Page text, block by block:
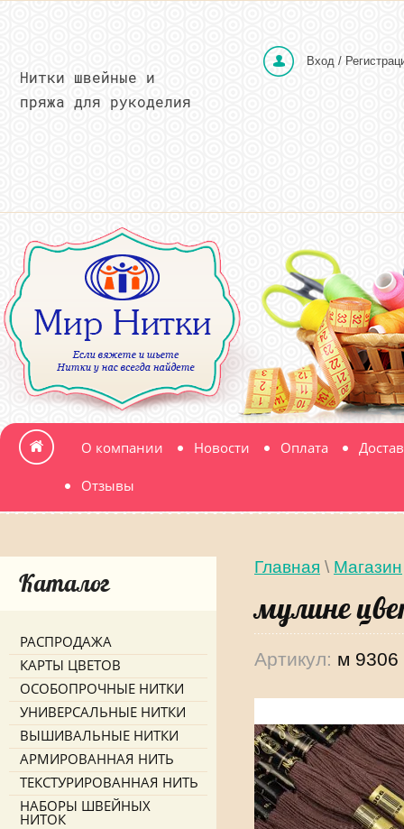
Вход /
Нитки швейные и
пряжа для рукоделия
О компании Новости Оплата
Отзывы
Главная \ Магазин
мулине
Артикул: м 9306
Каталог
РАСПРОДАЖА
КАРТЫ ЦВЕТОВ
ОСОБОПРОЧНЫЕ НИТКИ
УНИВЕРСАЛЬНЫЕ НИТКИ
ВЫШИВАЛЬНЫЕ НИТКИ
АРМИРОВАННАЯ НИТЬ
ТЕКСТУРИРОВАННАЯ НИТЬ
НАБОРЫ ШВЕЙНЫХ
НИТОК